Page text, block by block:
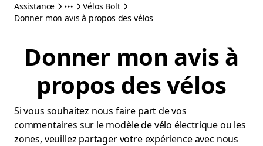
Assistance
Vélos Bolt
Donner mon avis à propos des vélos
Donner mon avis à
propos des vélos
Si vous souhaitez nous faire part de vos
commentaires sur le modèle de vélo électrique ou les
zones, veuillez partager votre expérience avec nous